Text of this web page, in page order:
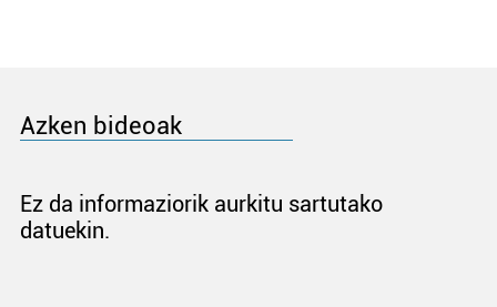
Azken bideoak
Ez da informaziorik aurkitu sartutako
datuekin.